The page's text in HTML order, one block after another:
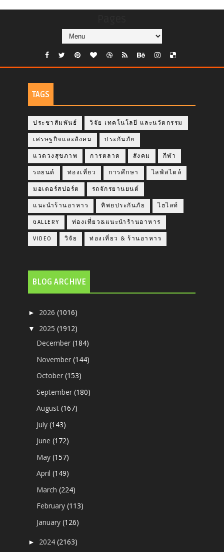
TAGS
ประชาสัมพันธ์ วิจัย เทคโนโลยี และนวัตกรรม
เศรษฐกิจและสังคม ประกันภัย
แวดวงสุขภาพ การตลาด สังคม กีฬา
รถยนต์ ท่องเที่ยว การศึกษา ไลฟ์สไตล์
มอเตอร์สปอร์ต รถจักรยานยนต์
แนะนำร้านอาหาร ทิพยประกันภัย ไฮไลท์
GALLERY ท่องเที่ยว&แนะนำร้านอาหาร
VIDEO วิจัย ท่องเที่ยว & ร้านอาหาร
BLOG ARCHIVE
► 2026(1016)
▼ 2025(1912)
December(184)
November(144)
October(153)
September(180)
August(167)
July(143)
June(172)
May(157)
April(149)
March(224)
February(113)
January(126)
► 2024(2163)